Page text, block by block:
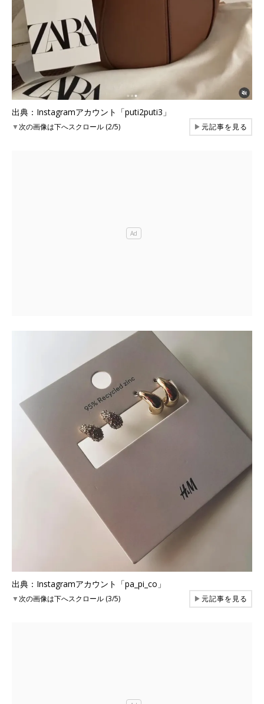
出典：Instagramアカウント「puti2puti3」
▼次の画像は下へスクロール (2/5) ▶元記事を見る
出典：Instagramアカウント「pa_pi_co」
▼次の画像は下へスクロール (3/5) ▶元記事を見る